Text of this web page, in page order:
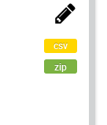
csv
zip